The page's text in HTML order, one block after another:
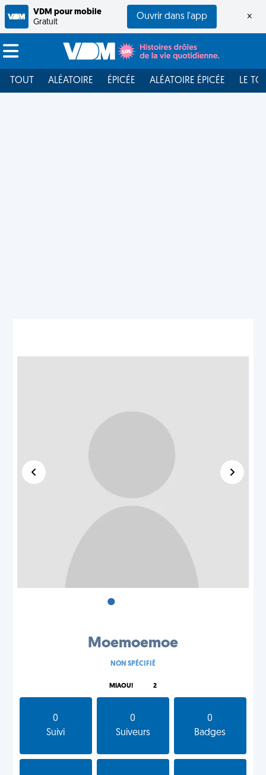
VDM pour mobile
Gratuit
Ouvrir dans l'app ×
TOUT ALÉATOIRE ÉPICÉE ALÉATOIRE ÉPICÉE LE
•
Moemoemoe
NON SPÉCIFIÉ
MIAOU! 2
0
Suivi
0
Suiveurs
0
Badges